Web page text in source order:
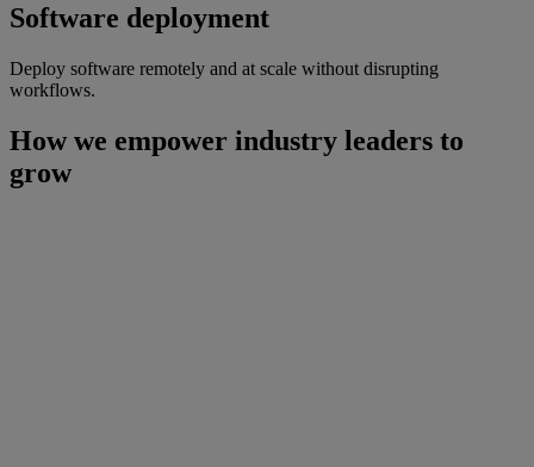
Software deployment
Deploy software remotely and at scale without disrupting
workflows.
How we empower industry leaders to
grow